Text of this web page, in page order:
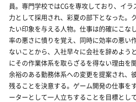
員。専門学校ではCGを専攻しており、イ
力として採用され、彩夏の部下となった。
たい印象を与える人物。仕事は的確にこな
率の悪さに憤りを覚え、同時に効率の悪い
ないことから、入社早々に会社を辞めよう
にその作業体系を取らざるを得ない理由を
余裕のある勤務体系への変更を提案され、
残ることを決意する。ゲーム開発の仕事を
ーターとして一人立ちすることを目標とし